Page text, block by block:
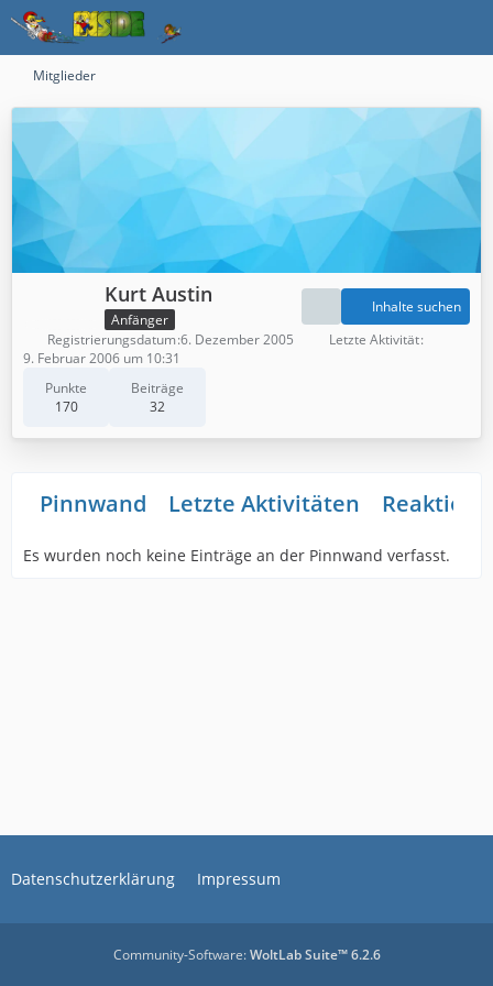
Mitglieder
Kurt Austin
Anfänger
Punkte
170
Beiträge
32
Inhalte suchen
Registrierungsdatum 6. Dezember 2005
Letzte Aktivität
9. Februar 2006 um 10:31
Pinnwand Letzte Aktivitäten
Es wurden noch keine Einträge an der Pinnwand verfasst.
Datenschutzerklärung Impressum
Community-Software:WoltLab Suite™ 6.2.6